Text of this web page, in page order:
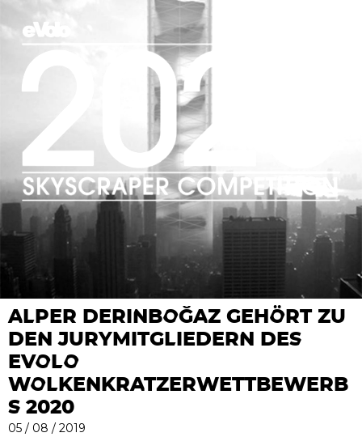
ALPER DERINBOĞAZ GEHÖRT ZU
DEN JURYMITGLIEDERN DES
EVOLO
WOLKENKRATZERWETTBEWERB
S 2020
05 / 08 / 2019